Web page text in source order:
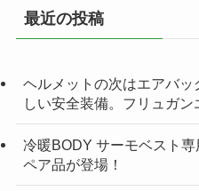
最近の投稿
ヘルメットの次はエアバ
しい安全装備。フリュガ
冷暖BODY サーモベスト
ペア品が登場！